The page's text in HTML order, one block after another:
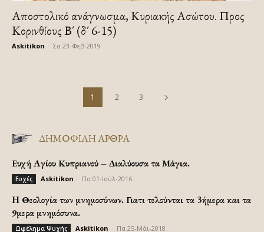
Αποστολικό ανάγνωσμα, Κυριακής Ασώτου. Προς
Κορινθίους Β΄ (δ΄ 6-15)
Askitikon Σα 23-Φεβ-2019
1 2 3
ΔΗΜΟΦΙΛΗ ΑΡΘΡΑ
Ευχή Αγίου Κυπριανού – Διαλύουσα τα Μάγια.
Ευχές Askitikon Πα 01-Ιούλ-2016
H Θεολογία των μνημοσύνων. Γιατι τελούνται τα 3ήμερα και τα
9μερα μνημόσυνα.
Ωφέλημα Ψυχής Askitikon Πα 25-Μάι-2018